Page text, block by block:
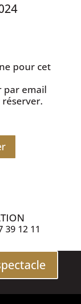
pour cet
par email
39 12 11